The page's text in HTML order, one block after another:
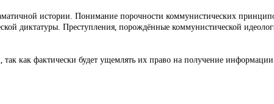
истории. Понимание порочности коммунистических
диктатуры. Преступления, порождённые коммунистической
как фактически будет ущемлять их право на получение